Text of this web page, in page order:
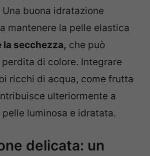
Una buona idratazione
mantenere la pelle elastica
la secchezza, che può
di colore. Integrare
ricchi di acqua, come frutta
ulteriormente a
luminosa e idratata.
delicata: un